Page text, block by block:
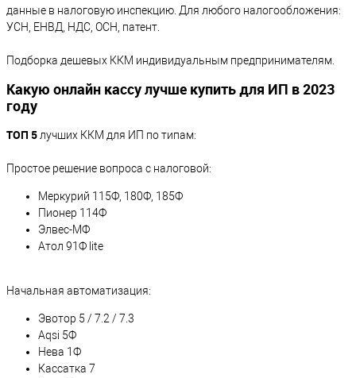
данные в налоговую инспекцию. Для любого налогообложения:
УСН, ЕНВД, НДС, ОСН, патент.
Подборка дешевых ККМ индивидуальным предпринимателям.
Какую онлайн кассу лучше купить для ИП в 2023
году
ТОП 5 лучших ККМ для ИП по типам:
Простое решение вопроса с налоговой:
Меркурий 115Ф, 180Ф, 185Ф
Пионер 114Ф
Элвес-МФ
Атол 91Ф lite
Начальная автоматизация:
Эвотор 5 / 7.2 / 7.3
Aqsi 5Ф
Нева 1Ф
Кассатка 7